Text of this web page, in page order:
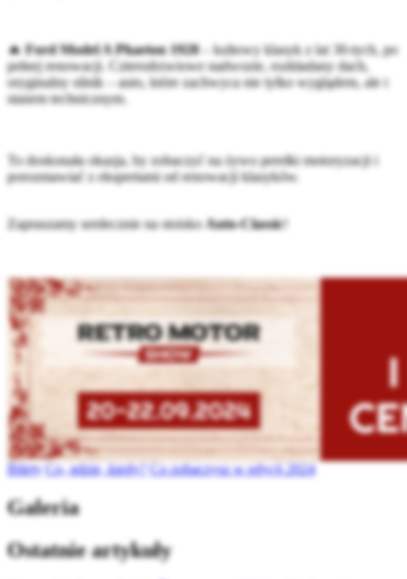
🔥Ford Model A Phaeton 1928– kultowy klasyk z lat 30-tych, po
pełnej renowacji. Czterodrzwiowe nadwozie, rozkładany dach,
oryginalny silnik – auto, które zachwyca nie tylko wyglądem, ale i
stanem technicznym.
To doskonała okazja, by zobaczyć na żywo perełki motoryzacji i
porozmawiać z ekspertami od renowacji klasyków.
Zapraszamy serdecznie na stoiskoAuto-Classic!
Bilety Co, gdzie, kiedy? Co zobaczysz w edycji 2024
Galeria
Ostatnie artykuły